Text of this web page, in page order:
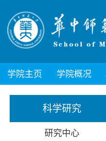
学院主页 学院概况
科学研究
研究中心